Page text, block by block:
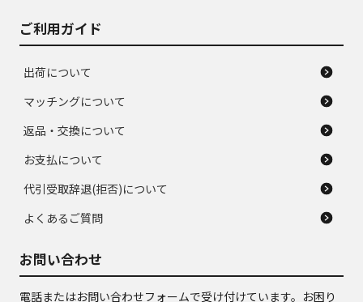
ご利用ガイド
出荷について
マッチングについて
返品・交換について
お支払について
代引受取辞退(拒否)について
よくあるご質問
お問い合わせ
電話またはお問い合わせフォームで受け付けています。お困り